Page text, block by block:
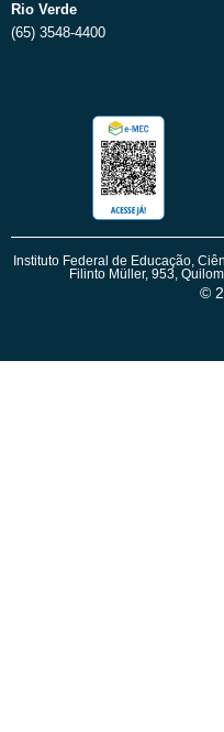
Rio Verde
(65) 3548-4400
Instituto Federal de Educação,
Filinto Müller, 953,
©